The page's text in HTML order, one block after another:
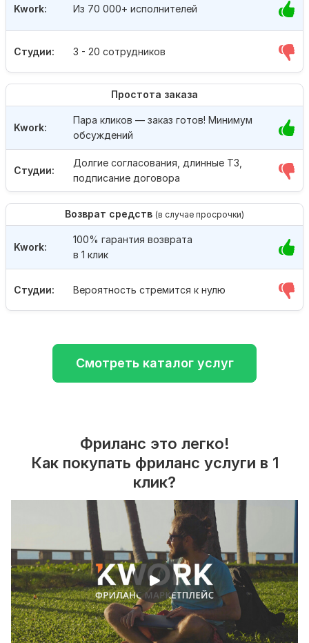
Студии: 3 - 20 сотрудников
Kwork: Из 70 000+ исполнителей
Простота заказа
Студии:
Долгие согласования, длинные ТЗ,
подписание договора
Kwork:
Пара кликов — заказ готов! Минимум
обсуждений
Возврат средств (в случае просрочки)
Студии: Вероятность стремится к нулю
Kwork:
100% гарантия возврата
в 1 клик
Смотреть каталог услуг
Фриланс это легко!
Как покупать фриланс услуги в 1
клик?